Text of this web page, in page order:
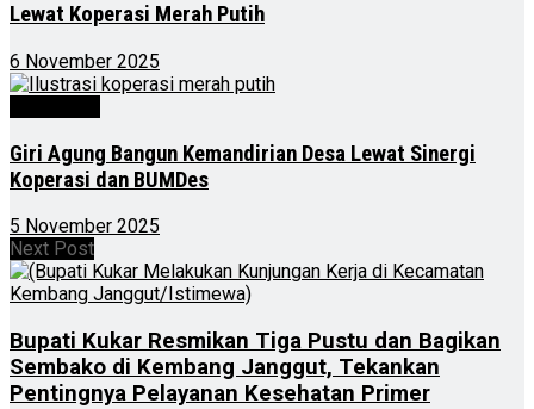
Lewat Koperasi Merah Putih
6 November 2025
Giri Agung Bangun Kemandirian Desa Lewat Sinergi
Koperasi dan BUMDes
5 November 2025
Next Post
Bupati Kukar Resmikan Tiga Pustu dan Bagikan
Sembako di Kembang Janggut, Tekankan
Pentingnya Pelayanan Kesehatan Primer